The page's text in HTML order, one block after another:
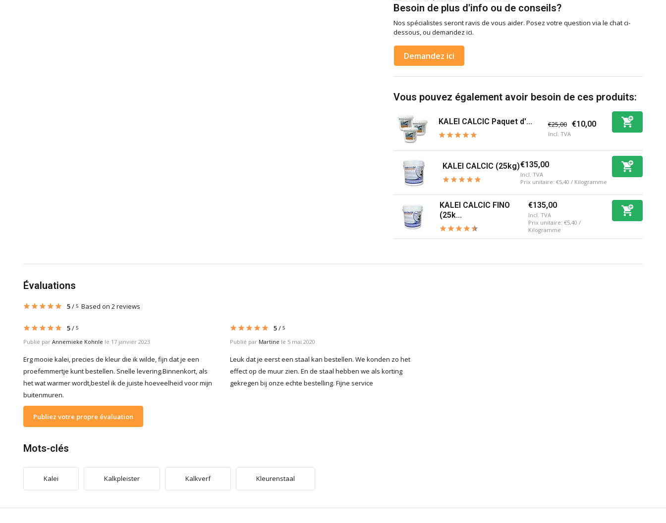
Besoin de plus d'info ou de conseils?
Nos spécialistes seront ravis de vous aider. Posez votre question via le chat ci-
dessous, ou demandez ici.
Demandez ici
Vous pouvez également avoir besoin de ces produits:
KALEI CALCIC Paquet d'... €25,00 €10,00
Incl. TVA
KALEI CALCIC (25kg)€135,00
Incl. TVA
Prix unitaire: €5,40 / Kilogramme
KALEI CALCIC FINO
(25k...
€135,00
Incl. TVA
Prix unitaire: €5,40 /
Kilogramme
Évaluations
5/ 5 Based on 2 reviews
5/ 5
Publié par Annemieke Kohnle le 17 janvier 2023
Erg mooie kalei, precies de kleur die ik wilde, fijn dat je een
proefemmertje kunt bestellen. Snelle levering.Binnenkort, als
het wat warmer wordt,bestel ik de juiste hoeveelheid voor mijn
buitenmuren.
5/ 5
Publié par Martine le 5 mai 2020
Leuk dat je eerst een staal kan bestellen. We konden zo het
effect op de muur zien. En de staal hebben we als korting
gekregen bij onze echte bestelling. Fijne service
Publiez votre propre évaluation
Mots-clés
Kalei Kalkpleister Kalkverf Kleurenstaal